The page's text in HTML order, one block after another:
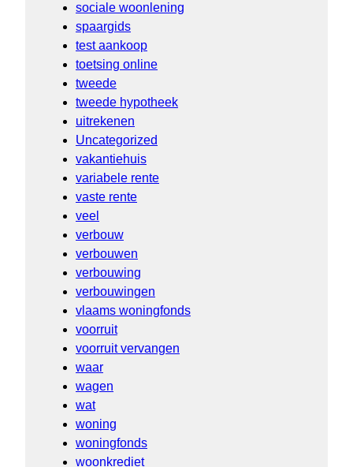
sociale woonlening
spaargids
test aankoop
toetsing online
tweede
tweede hypotheek
uitrekenen
Uncategorized
vakantiehuis
variabele rente
vaste rente
veel
verbouw
verbouwen
verbouwing
verbouwingen
vlaams woningfonds
voorruit
voorruit vervangen
waar
wagen
wat
woning
woningfonds
woonkrediet